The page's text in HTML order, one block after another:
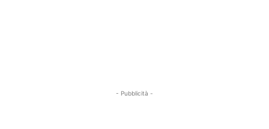
- Pubblicità -